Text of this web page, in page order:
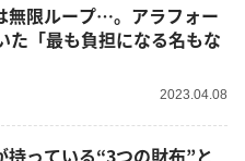
無限ループ…。アラフォー
た「最も負担になる名もな
2023.04.08